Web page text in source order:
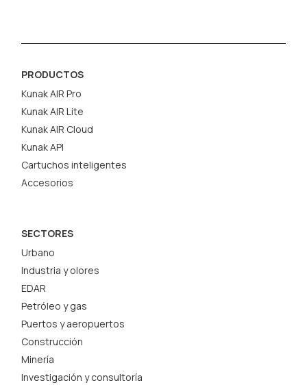
PRODUCTOS
Kunak AIR Pro
Kunak AIR Lite
Kunak AIR Cloud
Kunak API
Cartuchos inteligentes
Accesorios
SECTORES
Urbano
Industria y olores
EDAR
Petróleo y gas
Puertos y aeropuertos
Construcción
Minería
Investigación y consultoría